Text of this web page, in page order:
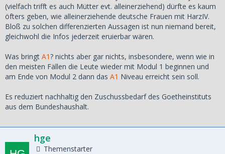
(vielfach trifft es auch Mütter evt. alleinerziehend) dürfte es kaum
öfters geben, wie alleinerziehende deutsche Frauen mit HarzIV.
Bloß zu solchen differenzierten Aussagen ist nun niemand bereit,
gleichwohl die Infos jederzeit eruierbar wären.
Was bringt A1? nichts aber gar nichts, insbesondere, wenn wie in
den meisten Fällen die Leute wieder mit Modul 1 beginnen und
am Ende von Modul 2 dann das A1 Niveau erreicht sein soll.
Es reduziert nachhaltig den Zuschussbedarf des Goetheinstituts
aus dem Bundeshaushalt.
hge
Themenstarter